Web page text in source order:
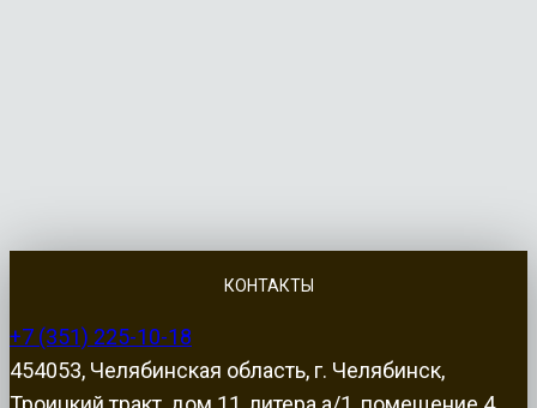
КОНТАКТЫ
+7 (351) 225-10-18
454053, Челябинская область, г. Челябинск,